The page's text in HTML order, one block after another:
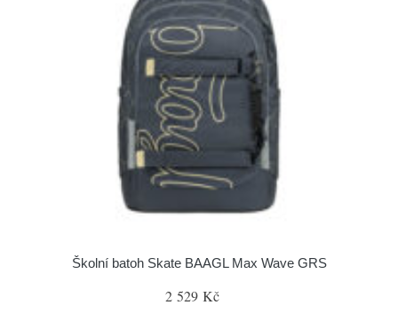
Školní batoh Skate BAAGL Max Wave GRS
2 529 Kč